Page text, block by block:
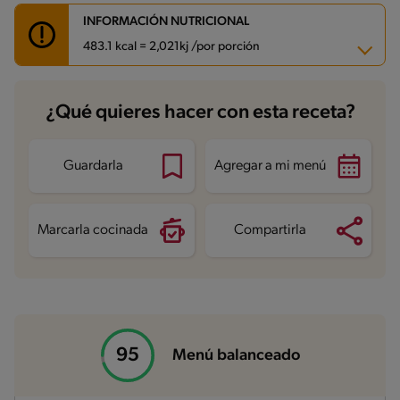
INFORMACIÓN NUTRICIONAL
483.1 kcal = 2,021kj /por porción
Carbohidratos 89.8 g
Energía 483.1 kcal
Proteína
Grasas saturadas 1 g
¿Qué quieres hacer con esta receta?
Guardarla Agregar a mi menú
Marcarla cocinada Compartirla
Menú balanceado